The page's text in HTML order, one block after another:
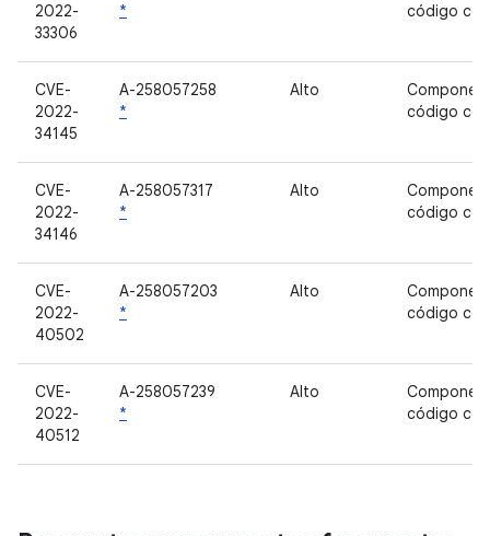
2022-
33306
*
código
CVE-
2022-
34145
A-258057258
*
Alto
código
CVE-
2022-
34146
A-258057317
*
Alto
código
CVE-
2022-
40502
A-258057203
*
Alto
código
CVE-
2022-
40512
A-258057239
*
Alto
código